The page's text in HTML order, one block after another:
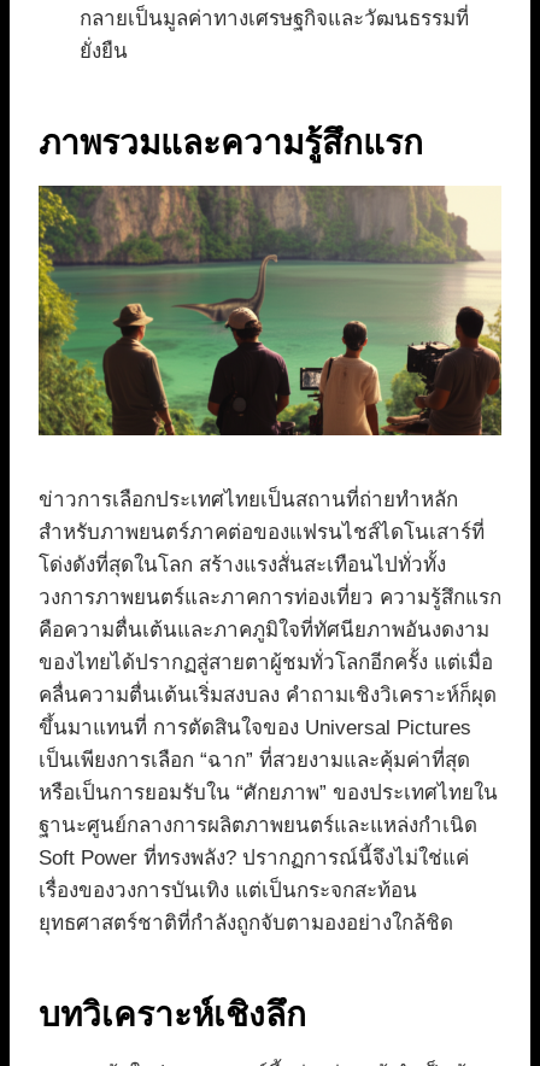
กลายเป็นมูลค่าทางเศรษฐกิจและวัฒนธรรมที่
ยั่งยืน
ภาพรวมและความรู้สึกแรก
ข่าวการเลือกประเทศไทยเป็นสถานที่ถ่ายทำหลัก
สำหรับภาพยนตร์ภาคต่อของแฟรนไชส์ไดโนเสาร์ที่
โด่งดังที่สุดในโลก สร้างแรงสั่นสะเทือนไปทั่วทั้ง
วงการภาพยนตร์และภาคการท่องเที่ยว ความรู้สึกแรก
คือความตื่นเต้นและภาคภูมิใจที่ทัศนียภาพอันงดงาม
ของไทยได้ปรากฏสู่สายตาผู้ชมทั่วโลกอีกครั้ง แต่เมื่อ
คลื่นความตื่นเต้นเริ่มสงบลง คำถามเชิงวิเคราะห์ก็ผุด
ขึ้นมาแทนที่ การตัดสินใจของ Universal Pictures
เป็นเพียงการเลือก “ฉาก” ที่สวยงามและคุ้มค่าที่สุด
หรือเป็นการยอมรับใน “ศักยภาพ” ของประเทศไทยใน
ฐานะศูนย์กลางการผลิตภาพยนตร์และแหล่งกำเนิด
Soft Power ที่ทรงพลัง? ปรากฏการณ์นี้จึงไม่ใช่แค่
เรื่องของวงการบันเทิง แต่เป็นกระจกสะท้อน
ยุทธศาสตร์ชาติที่กำลังถูกจับตามองอย่างใกล้ชิด
บทวิเคราะห์เชิงลึก